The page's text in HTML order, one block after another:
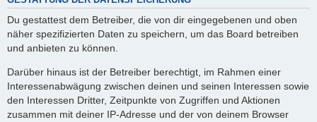
Du gestattest dem Betreiber, die von dir eingegebenen und oben
näher spezifizierten Daten zu speichern, um das Board betreiben
und anbieten zu können.
Darüber hinaus ist der Betreiber berechtigt, im Rahmen einer
Interessenabwägung zwischen deinen und seinen Interessen sowie
den Interessen Dritter, Zeitpunkte von Zugriffen und Aktionen
zusammen mit deiner IP-Adresse und der von deinem Browser